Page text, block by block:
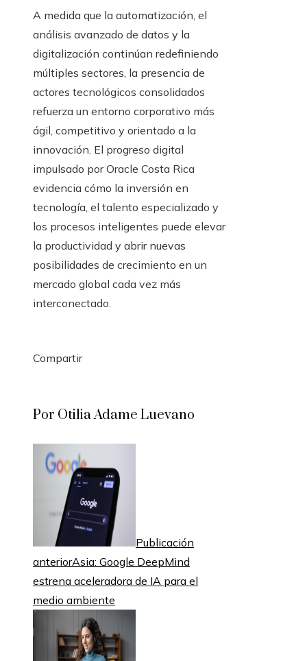
A medida que la automatización, el
análisis avanzado de datos y la
digitalización continúan redefiniendo
múltiples sectores, la presencia de
actores tecnológicos consolidados
refuerza un entorno corporativo más
ágil, competitivo y orientado a la
innovación. El progreso digital
impulsado por Oracle Costa Rica
evidencia cómo la inversión en
tecnología, el talento especializado y
los procesos inteligentes puede elevar
la productividad y abrir nuevas
posibilidades de crecimiento en un
mercado global cada vez más
interconectado.
Compartir
Por Otilia Adame Luevano
Publicación
anteriorAsia: Google DeepMind
estrena aceleradora de IA para el
medio ambiente